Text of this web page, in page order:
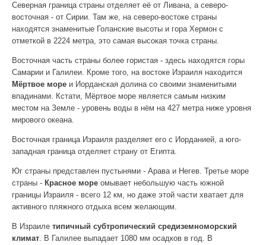
Северная граница страны отделяет её от Ливана, а северо-
восточная - от Сирии. Там же, на северо-востоке страны
находятся знаменитые Голанские высоты и гора Хермон с
отметкой в 2224 метра, это самая высокая точка страны.
Восточная часть страны более гористая - здесь находятся горы
Самарии и Галилеи. Кроме того, на востоке Израиля находится
Мёртвое море и Иорданская долина со своими знаменитыми
впадинами. Кстати, Мёртвое море является самым низким
местом на Земле - уровень воды в нём на 427 метра ниже уровня
мирового океана.
Восточная граница Израиля разделяет его с Иорданией, а юго-
западная граница отделяет страну от Египта.
Юг страны представлен пустынями - Арава и Негев. Третье море
страны - Красное море омывает небольшую часть южной
границы Израиля - всего 12 км, но даже этой части хватает для
активного пляжного отдыха всем желающим.
В Израиле типичный субтропический средиземноморский
климат. В Галилее выпадает 1080 мм осадков в год. В